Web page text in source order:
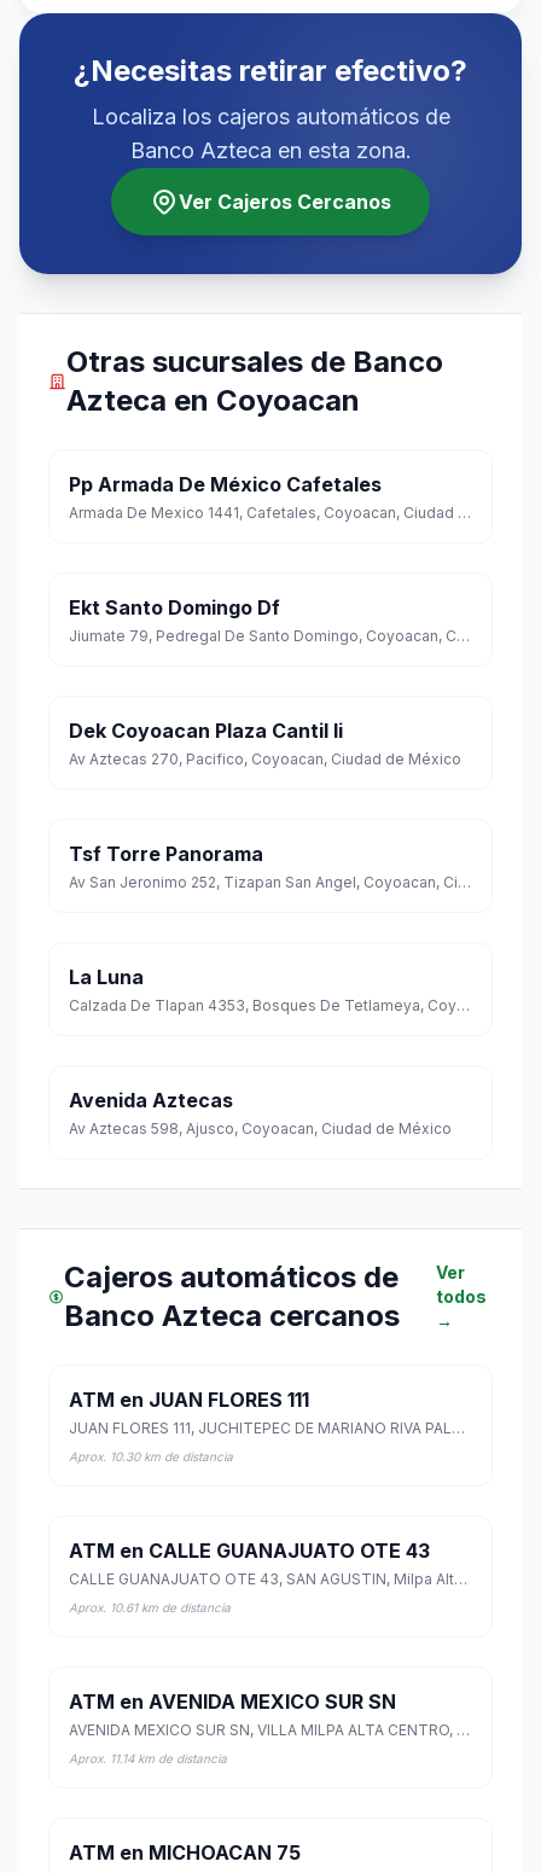
¿Necesitas retirar efectivo?
Localiza los cajeros automáticos de
Banco Azteca en esta zona.
Ver Cajeros Cercanos
Otras sucursales de Banco
Azteca en Coyoacan
Pp Armada De México Cafetales
Armada De Mexico 1441, Cafetales, Coyoacan, Ciudad de México
Ekt Santo Domingo Df
Jiumate 79, Pedregal De Santo Domingo, Coyoacan, Ciudad de México
Dek Coyoacan Plaza Cantil Ii
Av Aztecas 270, Pacifico, Coyoacan, Ciudad de México
Tsf Torre Panorama
Av San Jeronimo 252, Tizapan San Angel, Coyoacan, Ciudad de México
La Luna
Calzada De Tlapan 4353, Bosques De Tetlameya, Coyoacan, Ciudad de México
Avenida Aztecas
Av Aztecas 598, Ajusco, Coyoacan, Ciudad de México
Cajeros automáticos de
Banco Azteca cercanos
Ver
todos
→
ATM en JUAN FLORES 111
JUAN FLORES 111, JUCHITEPEC DE MARIANO RIVA PALACIO, Juchitepec, México
Aprox. 10.30 km de distancia
ATM en CALLE GUANAJUATO OTE 43
CALLE GUANAJUATO OTE 43, SAN AGUSTIN, Milpa Alta, Ciudad de México
Aprox. 10.61 km de distancia
ATM en AVENIDA MEXICO SUR SN
AVENIDA MEXICO SUR SN, VILLA MILPA ALTA CENTRO, Milpa Alta, Ciudad de México
Aprox. 11.14 km de distancia
ATM en MICHOACAN 75